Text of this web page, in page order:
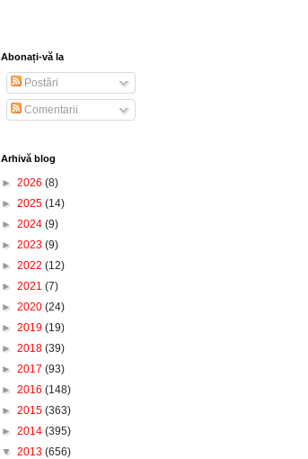
Abonați-vă la
Postări
Comentarii
Arhivă blog
► 2026 (8)
► 2025 (14)
► 2024 (9)
► 2023 (9)
► 2022 (12)
► 2021 (7)
► 2020 (24)
► 2019 (19)
► 2018 (39)
► 2017 (93)
► 2016 (148)
► 2015 (363)
► 2014 (395)
▼ 2013 (656)